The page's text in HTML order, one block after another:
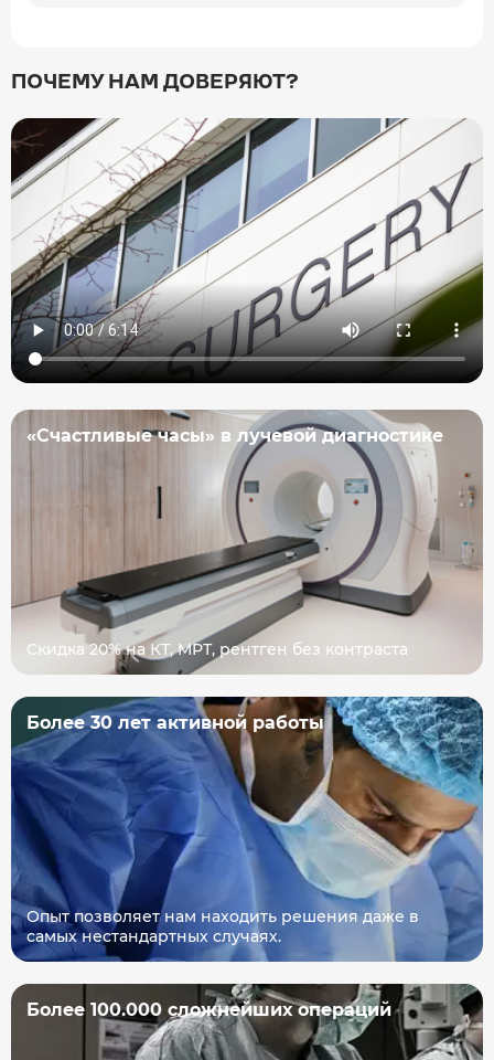
ПОЧЕМУ НАМ ДОВЕРЯЮТ?
«Счастливые часы» в лучевой диагностике
Скидка 20% на КТ, МРТ, рентген без контраста
Более 30 лет активной работы
Опыт позволяет нам находить решения даже в
самых нестандартных случаях.
Более 100.000 сложнейших операций